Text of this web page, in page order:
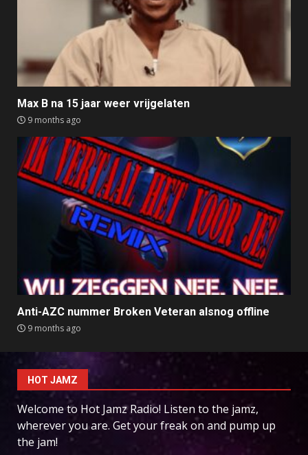
Max B na 15 jaar weer vrijgelaten
9 months ago
Anti-AZC nummer Broken Veteran alsnog offline
9 months ago
HOT JAMZ
Welcome to Hot Jamz Radio! Listen to the jamz,
wherever you are. Get your freak on and pump up
the jam!